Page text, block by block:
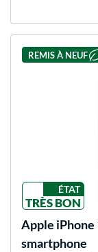
REMIS À NEUF
ÉTAT
TRÈS BON
Apple iPhone
smartphone